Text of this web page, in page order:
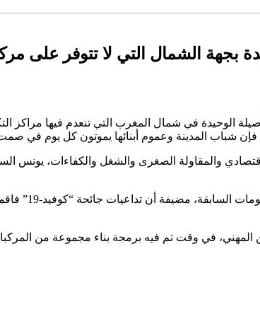
بجهة الشمال التي لا تتوفر على
الوحيدة في شمال المغرب التي تنعدم فيها
شباب المدينة وعموم أبنائها يموتون كل يوم في
والمقاولة الصغرى والشغل والكفاءات،
قلوب أكدت أن
المهني، في وقت تم فيه برمجة بناء مجموعة من